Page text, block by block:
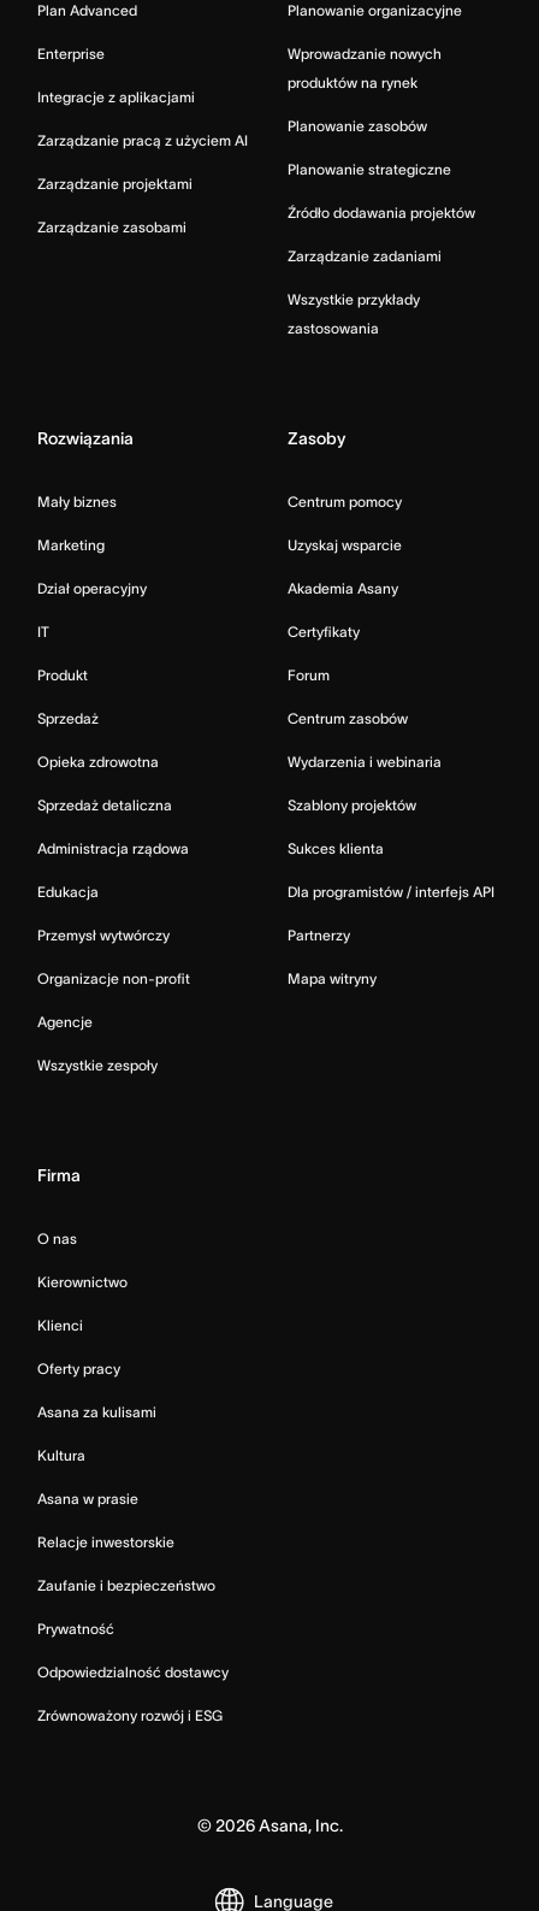
Plan Advanced
Enterprise
Integracje z aplikacjami
Zarządzanie pracą z użyciem AI
Zarządzanie projektami
Zarządzanie zasobami
Planowanie organizacyjne
Wprowadzanie nowych
produktów na rynek
Planowanie zasobów
Planowanie strategiczne
Źródło dodawania projektów
Zarządzanie zadaniami
Wszystkie przykłady
zastosowania
Rozwiązania
Mały biznes
Marketing
Dział operacyjny
IT
Produkt
Sprzedaż
Opieka zdrowotna
Sprzedaż detaliczna
Administracja rządowa
Edukacja
Przemysł wytwórczy
Organizacje non-profit
Agencje
Wszystkie zespoły
Zasoby
Centrum pomocy
Uzyskaj wsparcie
Akademia Asany
Certyfikaty
Forum
Centrum zasobów
Wydarzenia i webinaria
Szablony projektów
Sukces klienta
Dla programistów / interfejs API
Partnerzy
Mapa witryny
Firma
O nas
Kierownictwo
Klienci
Oferty pracy
Asana za kulisami
Kultura
Asana w prasie
Relacje inwestorskie
Zaufanie i bezpieczeństwo
Prywatność
Odpowiedzialność dostawcy
Zrównoważony rozwój i ESG
©2026Asana, Inc.
Language